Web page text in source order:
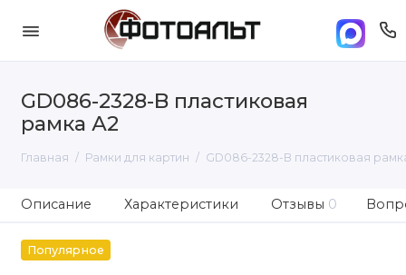
GD086-2328-B пластиковая
рамка А2
Главная Рамки для картин GD086-2328-B пластиковая
Описание Характеристики Отзывы 0
Популярное